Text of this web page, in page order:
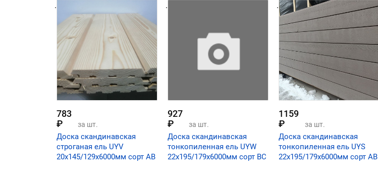
.
783
₽
за шт.
Доска скандинавская
строганая ель UYV
20х145/129х6000мм сорт АВ
.
927
₽
за шт.
Доска скандинавская
тонкопиленная ель UYW
22х195/179х6000мм сорт ВС
.
1159
₽
за шт.
Доска скандинавская
тонкопиленная ель UYS
22х195/179х6000мм сорт АВ